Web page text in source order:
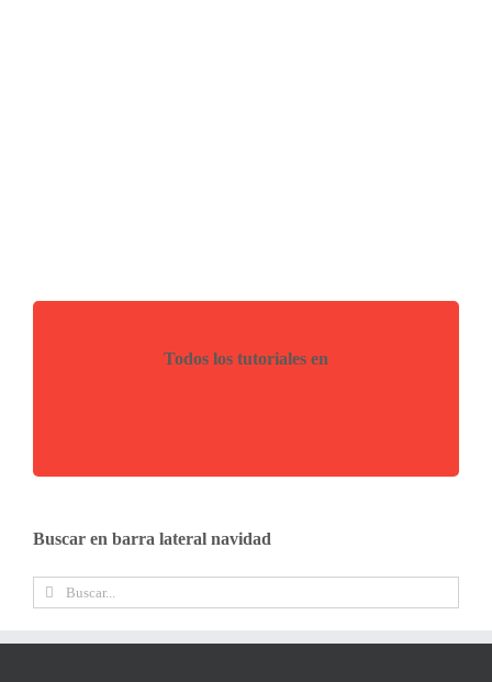
Todos los tutoriales en
Buscar en barra lateral navidad
Buscar: